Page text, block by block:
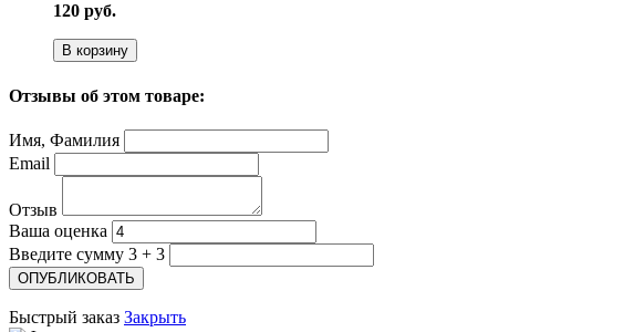
120 руб.
В корзину
Отзывы об этом товаре:
Имя, Фамилия
Email
Отзыв
Ваша оценка
Введите сумму 3 + 3
Быстрый заказ Закрыть